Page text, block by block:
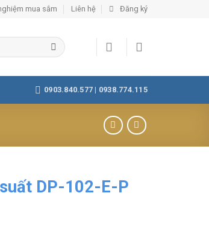
mua sắm Liên hệ Đăng ký
0903.840.577 | 0938.774.115
DP-102-E-P